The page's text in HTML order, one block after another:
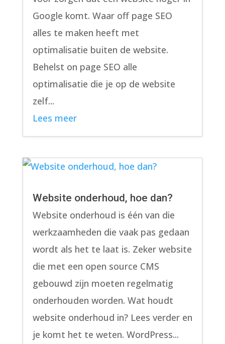
Google komt. Waar off page SEO
alles te maken heeft met
optimalisatie buiten de website.
Behelst on page SEO alle
optimalisatie die je op de website
zelf...
Lees meer
Website onderhoud, hoe dan?
Website onderhoud is één van die
werkzaamheden die vaak pas gedaan
wordt als het te laat is. Zeker website
die met een open source CMS
gebouwd zijn moeten regelmatig
onderhouden worden. Wat houdt
website onderhoud in? Lees verder en
je komt het te weten. WordPress...